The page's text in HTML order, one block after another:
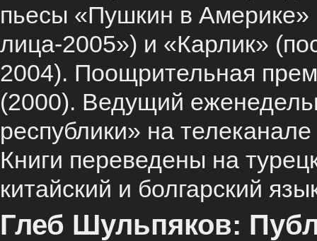
пьесы «Пушкин в Америке»
лица-2005») и «Карлик»
2004). Поощрительная
(2000). Ведущий
республики» на
Книги переведены на
китайский и болгарский
Глеб Шульпяков: